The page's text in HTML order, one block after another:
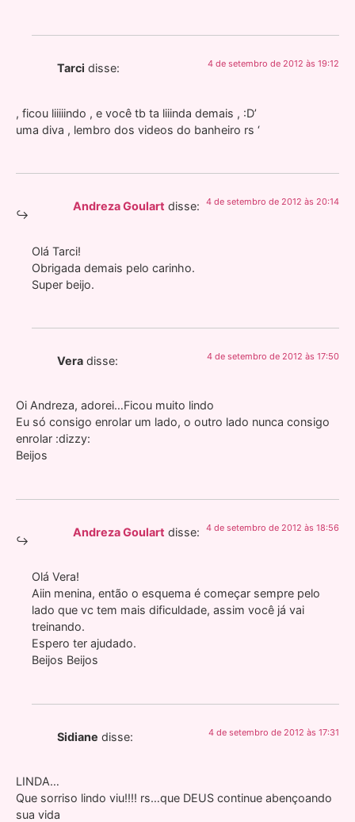
Tarci disse: 4 de setembro de 2012 às 19:12
, ficou liiiiindo , e você tb ta liiinda demais , :D’
uma diva , lembro dos videos do banheiro rs ‘
Andreza Goulart disse: 4 de setembro de 2012 às 20:14
Olá Tarci!
Obrigada demais pelo carinho.
Super beijo.
Vera disse: 4 de setembro de 2012 às 17:50
Oi Andreza, adorei…Ficou muito lindo
Eu só consigo enrolar um lado, o outro lado nunca consigo
enrolar :dizzy:
Beijos
Andreza Goulart disse: 4 de setembro de 2012 às 18:56
Olá Vera!
Aiin menina, então o esquema é começar sempre pelo
lado que vc tem mais dificuldade, assim você já vai
treinando.
Espero ter ajudado.
Beijos Beijos
Sidiane disse: 4 de setembro de 2012 às 17:31
LINDA…
Que sorriso lindo viu!!!! rs…que DEUS continue abençoando
sua vida